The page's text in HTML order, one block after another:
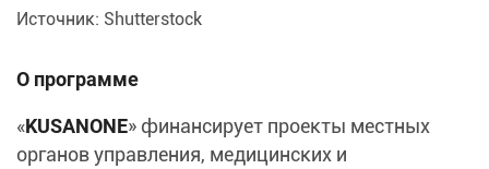
Источник: Shutterstock
О программе
«KUSANONE» финансирует проекты местных
органов управления, медицинских и